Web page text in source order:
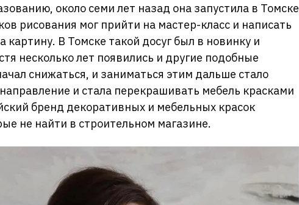
около семи лет назад она запустила в Томске
рисования мог прийти на мастер-класс и написать
картину. В Томске такой досуг был в новинку и
несколько лет появились и другие подобные
снижаться, и заниматься этим дальше стало
и стала перекрашивать мебель красками
бренд декоративных и мебельных красок
не найти в строительном магазине.